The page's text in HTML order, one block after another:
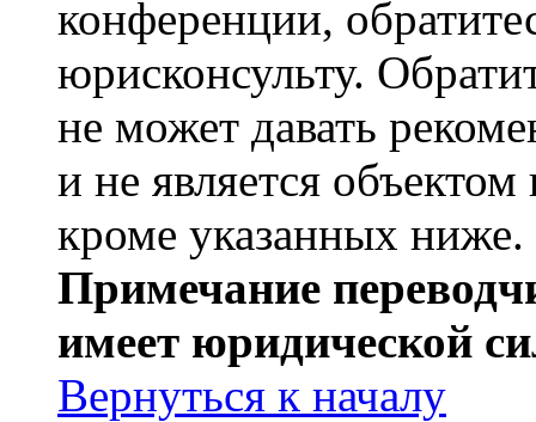
конференции,
юрисконсульту.
не может давать
и не является
кроме указанных ниже.
Примечание
имеет юридической
Вернуться к началу